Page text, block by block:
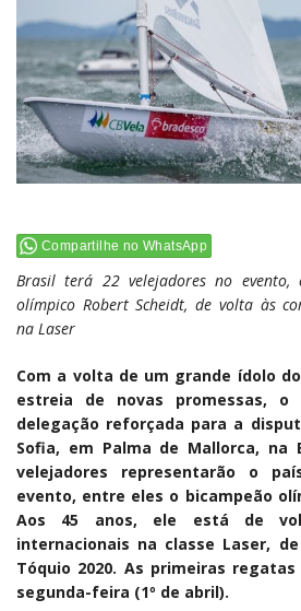
Compartilhe no WhatsApp
Brasil terá 22 velejadores no evento,
olímpico Robert Scheidt, de volta às
na Laser
Com a volta de um grande ídolo
estreia de novas promessas,
delegação reforçada para a
Sofia, em Palma de Mallorca, na
velejadores representarão o
evento, entre eles o bicampeão
Aos 45 anos, ele está de
internacionais na classe Laser,
Tóquio 2020. As primeiras
segunda-feira (1º de abril).